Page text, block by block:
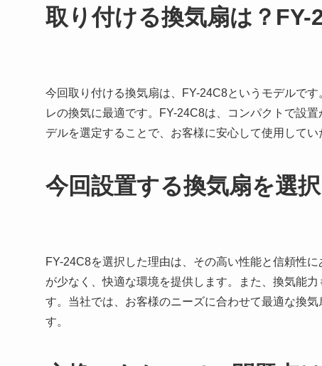
取り付ける換気扇は？FY-
今回取り付ける換気扇は、FY-24C8というモデルで
レの換気に最適です。FY-24C8は、コンパクトで設
デルを選定することで、お客様に安心して使用してい
今回設置する換気扇を選
FY-24C8を選択した理由は、その高い性能と信頼性
が少なく、快適な環境を提供します。また、換気能
す。当社では、お客様のニーズに合わせて最適な換
す。